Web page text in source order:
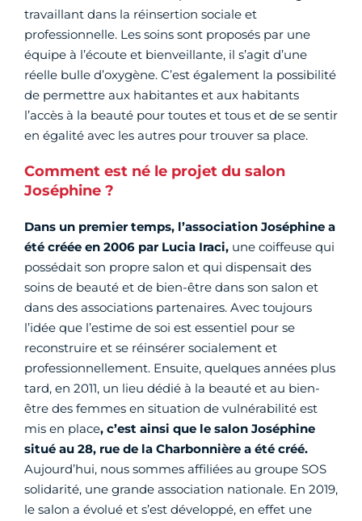
travaillant dans la réinsertion sociale et
professionnelle. Les soins sont proposés par une
équipe à l’écoute et bienveillante, il s’agit d’une
réelle bulle d’oxygène. C’est également la possibilité
de permettre aux habitantes et aux habitants
l’accès à la beauté pour toutes et tous et de se sentir
en égalité avec les autres pour trouver sa place.
Comment est né le projet du salon
Joséphine ?
Dans un premier temps, l’association Joséphine a
été créée en 2006 par Lucia Iraci, une coiffeuse qui
possédait son propre salon et qui dispensait des
soins de beauté et de bien-être dans son salon et
dans des associations partenaires. Avec toujours
l’idée que l’estime de soi est essentiel pour se
reconstruire et se réinsérer socialement et
professionnellement. Ensuite, quelques années plus
tard, en 2011, un lieu dédié à la beauté et au bien-
être des femmes en situation de vulnérabilité est
mis en place, c’est ainsi que le salon Joséphine
situé au 28, rue de la Charbonnière a été créé.
Aujourd’hui, nous sommes affiliées au groupe SOS
solidarité, une grande association nationale. En 2019,
le salon a évolué et s’est développé, en effet une